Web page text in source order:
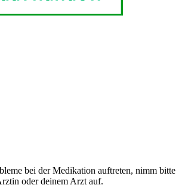
bei der Medikation auftreten, nimm bitte
oder deinem Arzt auf.